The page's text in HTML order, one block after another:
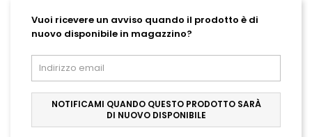
Vuoi ricevere un avviso quando il prodotto è di
nuovo disponibile in magazzino?
NOTIFICAMI QUANDO QUESTO PRODOTTO SARÀ
DI NUOVO DISPONIBILE